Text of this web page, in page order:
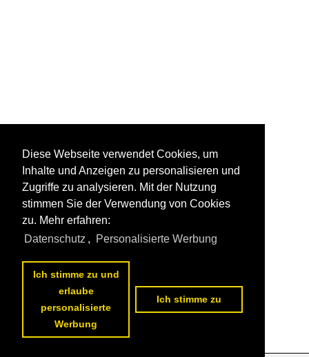
Diese Webseite verwendet Cookies, um
Inhalte und Anzeigen zu personalisieren und
Zugriffe zu analysieren. Mit der Nutzung
stimmen Sie der Verwendung von Cookies
zu. Mehr erfahren:
Datenschutz , Personalisierte Werbung
Ich stimme zu und
erlaube
personalisierte
Werbung
Ich stimme zu